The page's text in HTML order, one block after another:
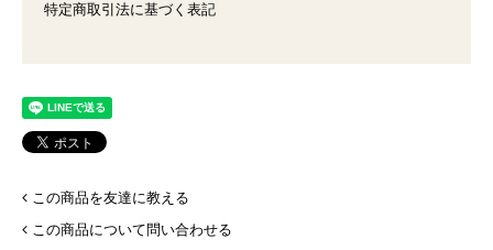
特定商取引法に基づく表記
この商品を友達に教える
この商品について問い合わせる